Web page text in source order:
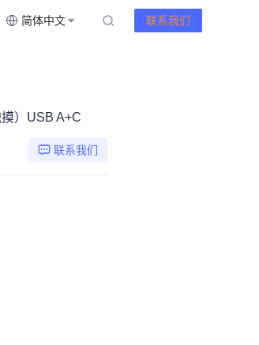
简体中文 联系我们
）USB A+C
联系我们